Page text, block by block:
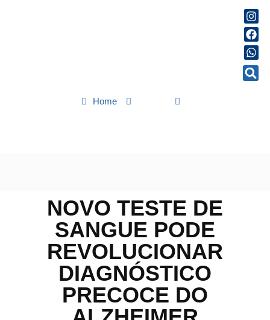
Home
NOVO TESTE DE
SANGUE PODE
REVOLUCIONAR
DIAGNÓSTICO
PRECOCE DO